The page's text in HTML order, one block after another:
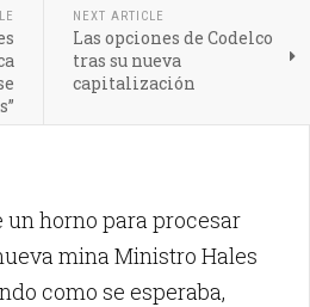
NEXT ARTICLE
Las opciones de Codelco
tras su nueva
capitalización
un horno para procesar
mina Ministro Hales
como se esperaba,